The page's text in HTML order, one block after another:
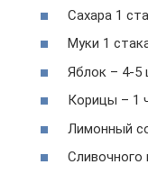
Сахара 1
Муки 1
Яблок – 4-5
Корицы – 1
Лимонный
Сливочного